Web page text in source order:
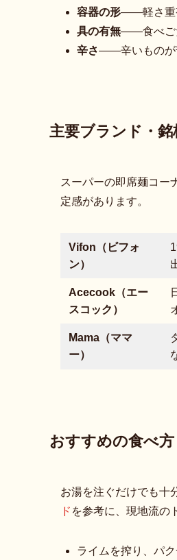
容器の形——軽さ重
具の有無——食べご
辛さ——辛いものが
主要ブランド・銘
スーパーの即席麺コー
定感があります。
Vifon（ビフォ
ン）
Acecook（エー
スコック）
Mama（ママ
ー）
おすすめの食べ
お湯を注ぐだけでも十
ド を参考に、現地流の
ライムを搾り、パ